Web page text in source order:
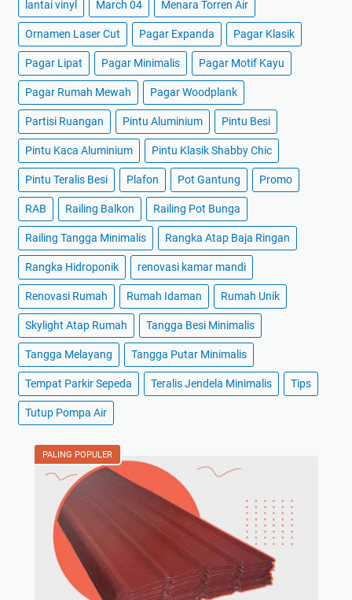
lantai vinyl March 04 Menara Torren Air
Ornamen Laser Cut Pagar Expanda Pagar Klasik
Pagar Lipat Pagar Minimalis Pagar Motif Kayu
Pagar Rumah Mewah Pagar Woodplank
Partisi Ruangan Pintu Aluminium Pintu Besi
Pintu Kaca Aluminium Pintu Klasik Shabby Chic
Pintu Teralis Besi Plafon Pot Gantung Promo
RAB Railing Balkon Railing Pot Bunga
Railing Tangga Minimalis Rangka Atap Baja Ringan
Rangka Hidroponik renovasi kamar mandi
Renovasi Rumah Rumah Idaman Rumah Unik
Skylight Atap Rumah Tangga Besi Minimalis
Tangga Melayang Tangga Putar Minimalis
Tempat Parkir Sepeda Teralis Jendela Minimalis Tips
Tutup Pompa Air
PALING POPULER